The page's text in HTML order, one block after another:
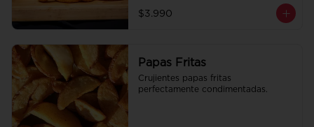
$3.990
Papas Fritas
Crujientes papas fritas
perfectamente condimentadas.